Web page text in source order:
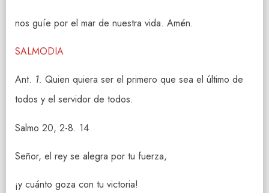
nos guíe por el mar de nuestra vida. Amén.
SALMODIA
Ant. 1. Quien quiera ser el primero que sea el último de
todos y el servidor de todos.
Salmo 20, 2-8. 14
Señor, el rey se alegra por tu fuerza,
¡y cuánto goza con tu victoria!